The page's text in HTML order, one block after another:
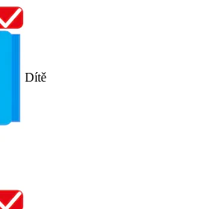
Dítě